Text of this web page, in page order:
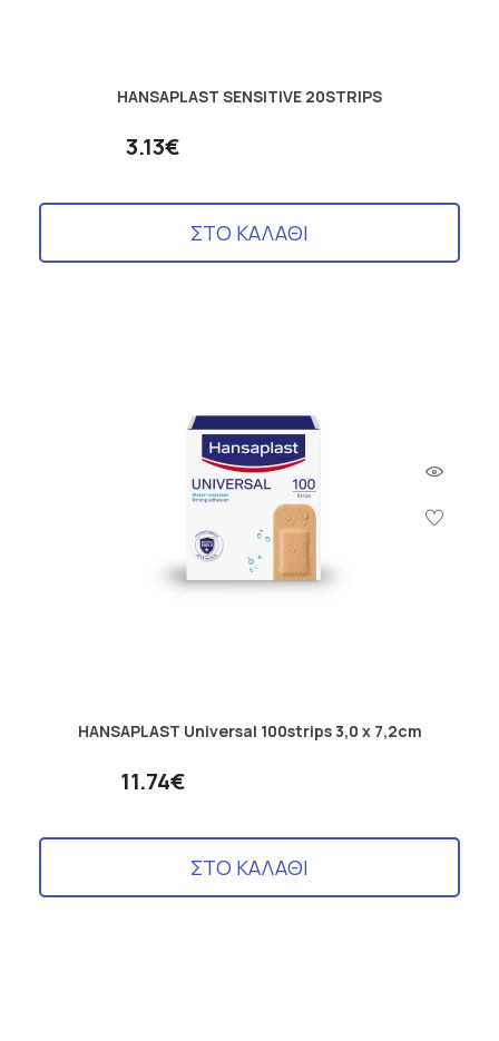
HANSAPLAST SENSITIVE 20STRIPS
3.13€
ΣΤΟ ΚΑΛΑΘΙ
HANSAPLAST Universal 100strips 3,0 x 7,2cm
11.74€
ΣΤΟ ΚΑΛΑΘΙ